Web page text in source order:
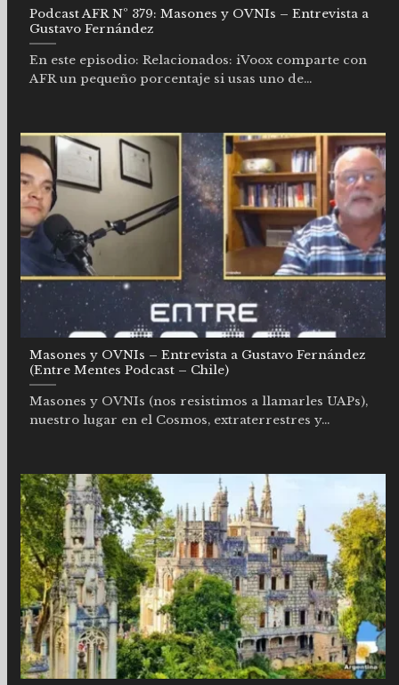
Podcast AFR Nº 379: Masones y OVNIs – Entrevista a
Gustavo Fernández
En este episodio: Relacionados: iVoox comparte con
AFR un pequeño porcentaje si usas uno de...
Masones y OVNIs – Entrevista a Gustavo Fernández
(Entre Mentes Podcast – Chile)
Masones y OVNIs (nos resistimos a llamarles UAPs),
nuestro lugar en el Cosmos, extraterrestres y...